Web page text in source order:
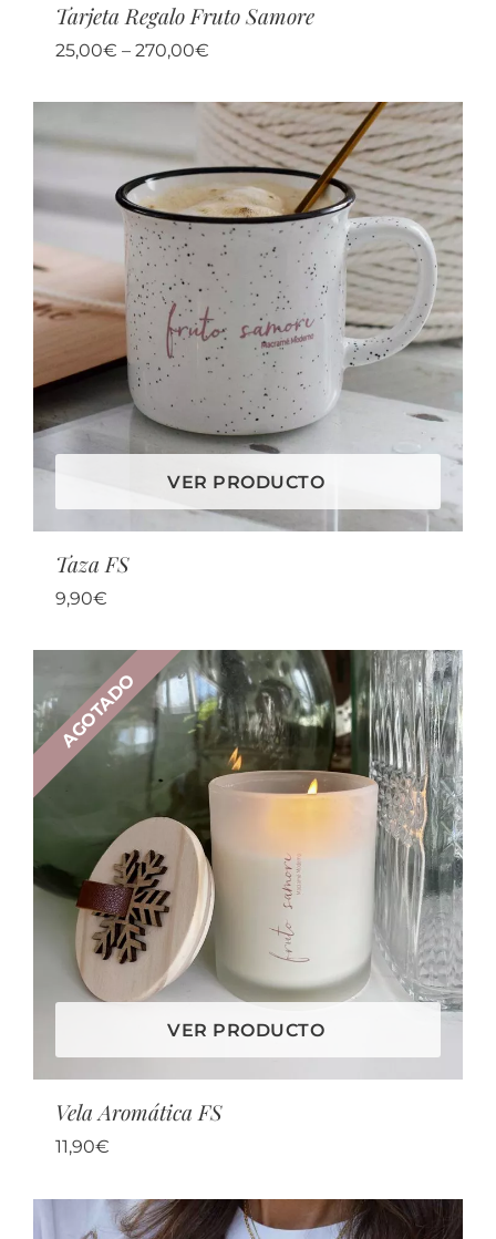
Tarjeta Regalo Fruto Samore
25,00€ – 270,00€
VER PRODUCTO
Taza FS
9,90€
AGOTADO
VER PRODUCTO
Vela Aromática FS
11,90€